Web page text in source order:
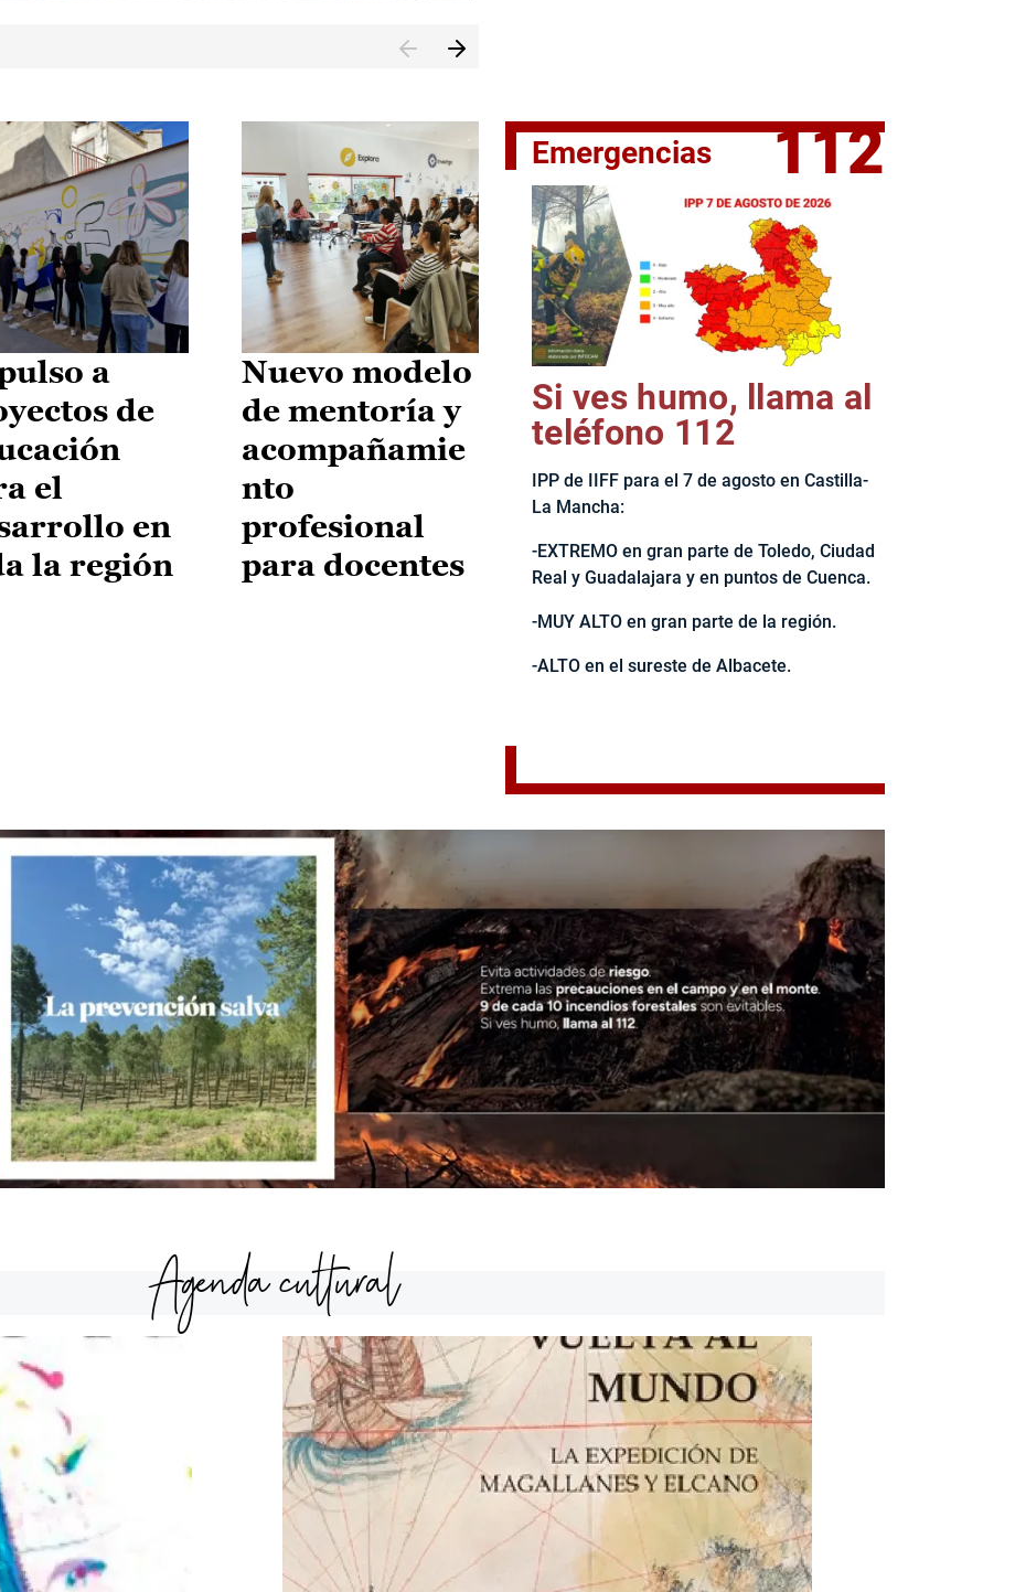
El jefe del Ejecutivo castellanomanchego, Emiliano García-
a
de
el
en
la región
Nuevo modelo
de mentoría y
acompañamie
nto
profesional
para docentes
Emergencias 112
Si ves humo, llama al
teléfono 112
IPP de IIFF para el 7 de agosto en Castilla-
La Mancha:
-EXTREMO en gran parte de Toledo, Ciudad
Real y Guadalajara y en puntos de Cuenca.
-MUY ALTO en gran parte de la región.
-ALTO en el sureste de Albacete.
Agenda cultural